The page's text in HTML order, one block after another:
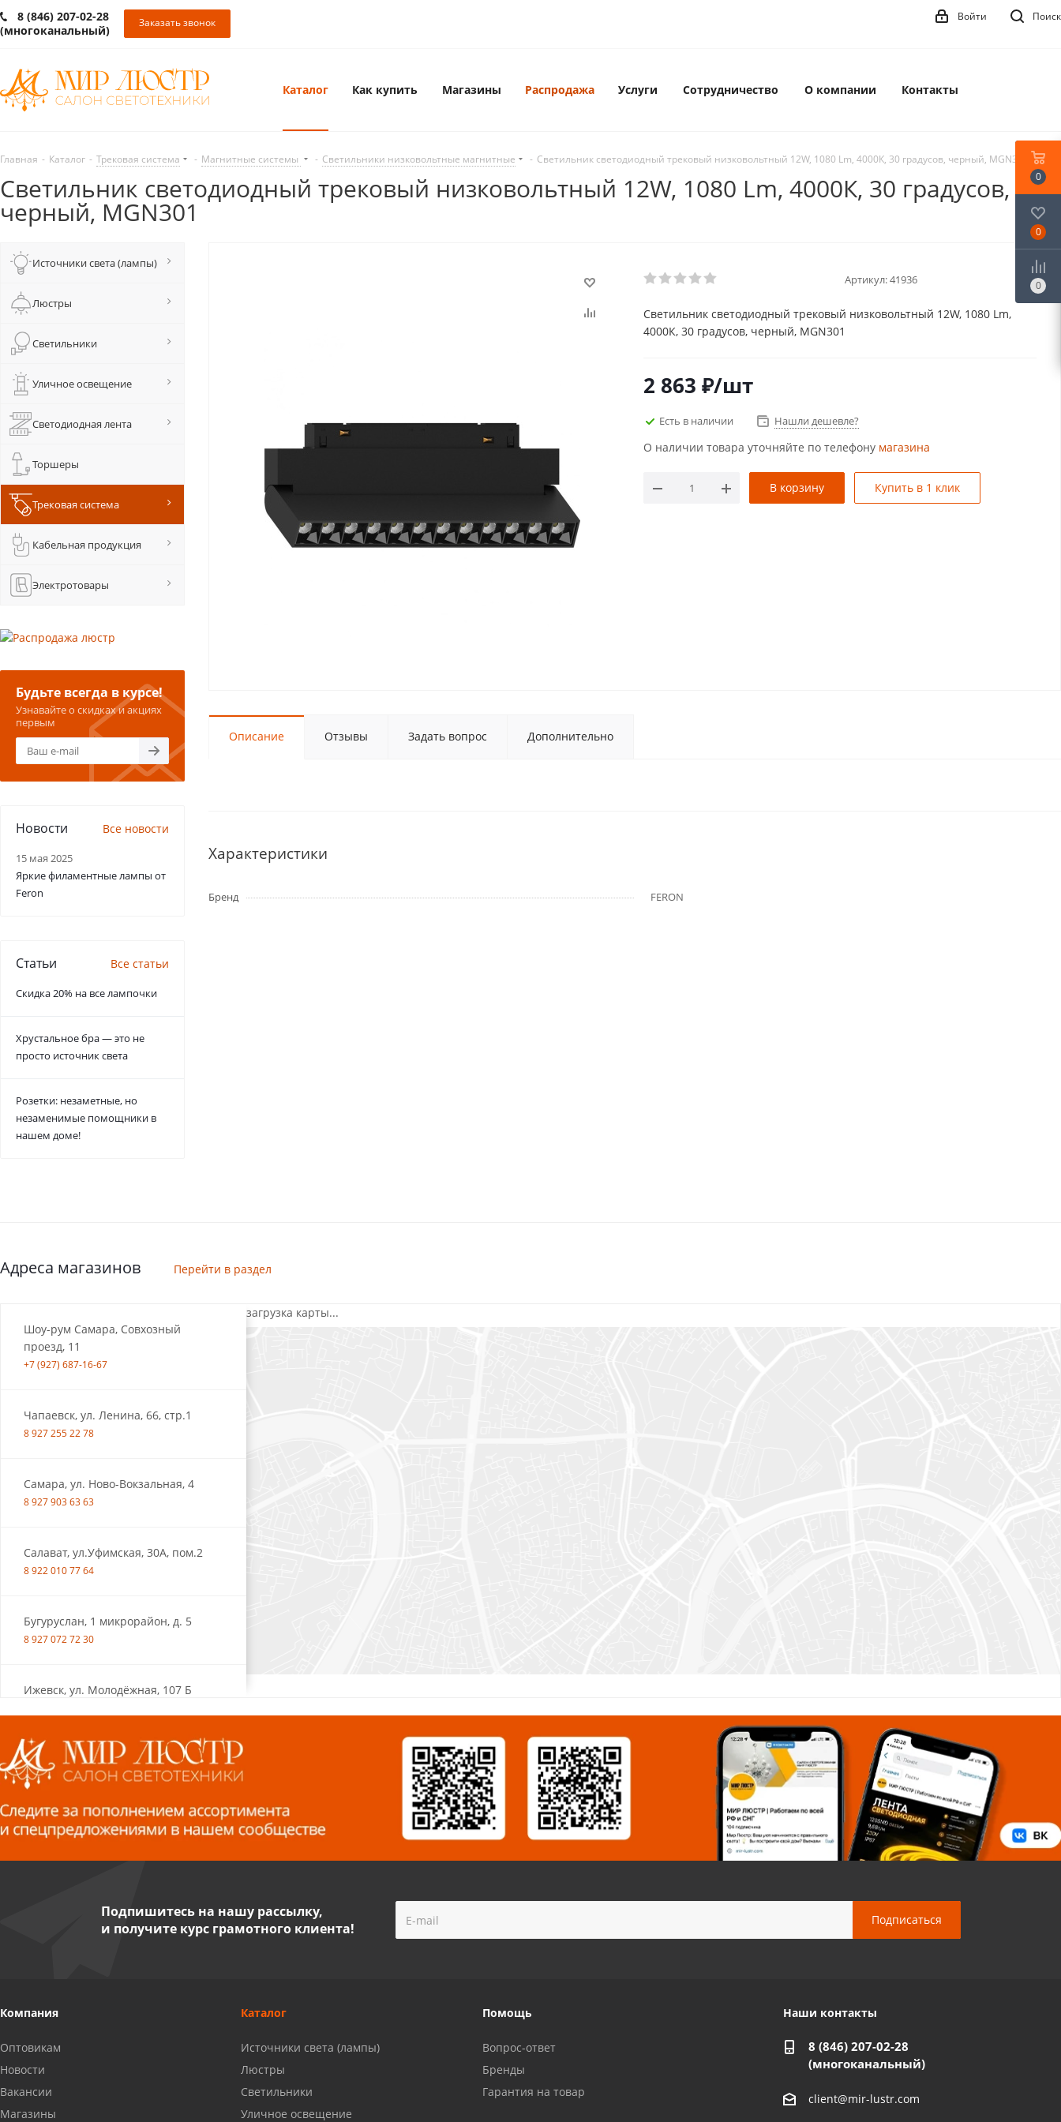
8 (846) 207-02-28
(многоканальный)
Заказать звонок Поиск
Войти
Каталог Как купить Магазины Распродажа Услуги Сотрудничество О компании Контакты
Главная - Каталог - Трековая система - Магнитные системы - Светильники низковольтные магнитные - Светильник светодиодный трековый низковольтный 12W, 1080 Lm, 4000К, 30 градусов, черный, MGN301
Светильник светодиодный трековый низковольтный 12W, 1080 Lm, 4000К, 30 градусов,
черный, MGN301
Артикул:41936
Светильник светодиодный трековый низковольтный 12W, 1080 Lm,
4000К, 30 градусов, черный, MGN301
2 863 ₽/шт
Есть в наличии Нашли дешевле?
О наличии товара уточняйте по телефону магазина
В корзину Купить в 1 клик
Описание Отзывы Задать вопрос Дополнительно
Характеристики
Бренд FERON
Источники света (лампы)
Люстры
Светильники
Уличное освещение
Светодиодная лента
Торшеры
Трековая система
Кабельная продукция
Электротовары
Будьте всегда в курсе!
Узнавайте о скидках и акциях
первым
Новости Все новости
15 мая 2025
Яркие филаментные лампы от
Feron
Статьи Все статьи
Скидка 20% на все лампочки
Хрустальное бра — это не
просто источник света
Розетки: незаметные, но
незаменимые помощники в
нашем доме!
Адреса магазинов Перейти в раздел
Шоу-рум Самара, Совхозный
проезд, 11
+7 (927) 687-16-67
Чапаевск, ул. Ленина, 66, стр.1
8 927 255 22 78
Самара, ул. Ново-Вокзальная, 4
8 927 903 63 63
Салават, ул.Уфимская, 30А, пом.2
8 922 010 77 64
Бугуруслан, 1 микрорайон, д. 5
8 927 072 72 30
Ижевск, ул. Молодёжная, 107 Б
Волжский, ул. Мира 47 В
8 927 255 38 33
Пенза, ул. Пролетарская, 61 ТЦ
"Стройбери"
Миасс, ул. Романенко, 95
8 927 009 54 63
Саратов, ул. Танкистов, 37 (БЦ
загрузка карты...
Подпишитесь на нашу рассылку,
и получите курс грамотного клиента!
Компания
Оптовикам
Новости
Вакансии
Магазины
Каталог
Источники света (лампы)
Люстры
Светильники
Уличное освещение
Помощь
Вопрос-ответ
Бренды
Гарантия на товар
Наши контакты
8 (846) 207-02-28
(многоканальный)
client@mir-lustr.com
0
0
0